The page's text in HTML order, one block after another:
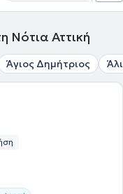
Νότια Αττική
Άγιος Δημήτριος